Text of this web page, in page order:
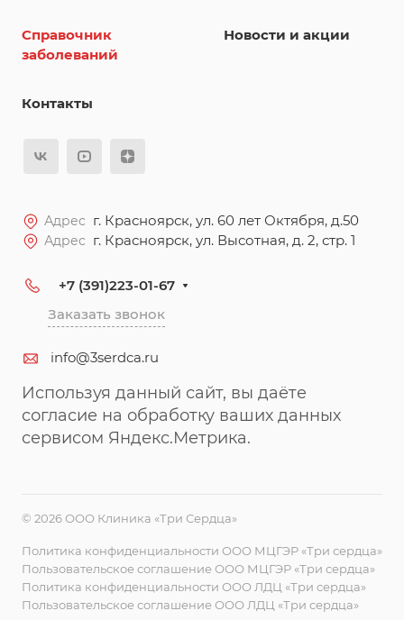
Справочник
заболеваний
Новости и акции
Контакты
Адрес г. Красноярск, ул. 60 лет Октября, д.50
Адрес г. Красноярск, ул. Высотная, д. 2, стр. 1
+7 (391)223-01-67
Заказать звонок
info@3serdca.ru
Используя данный сайт, вы даёте
согласие на обработку ваших данных
сервисом Яндекс.Метрика.
© 2026 ООО Клиника «Три Сердца»
Политика конфиденциальности ООО МЦГЭР «Три сердца»
Пользовательское соглашение ООО МЦГЭР «Три сердца»
Политика конфиденциальности ООО ЛДЦ «Три сердца»
Пользовательское соглашение ООО ЛДЦ «Три сердца»